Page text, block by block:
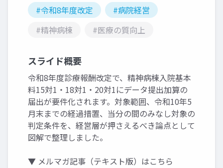
#令和8年度改定
#病院経営
#精神病棟
#医療の質向上
スライド概要
令和8年度診療報酬改定で、精神病棟入院基本
料15対1・18対1・20対1にデータ提出加算の
届出が要件化されます。対象範囲、令和10年5
月末までの経過措置、当分の間のみなし対象の
判定条件を、経営層が押さえるべき論点として
図解で整理しました。
▼ メルマガ記事（テキスト版）はこちら